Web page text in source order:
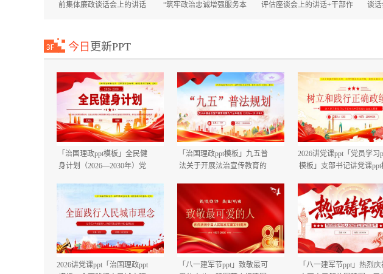
前集体廉政谈话会上的讲话
“筑牢政治忠诚增强服务本
评估座谈会上的讲话+干部作
谈话
今日 更新PPT
「治国理政ppt模板」全民健
身计划（2026—2030年）党
「治国理政ppt模板」九五普
法关于开展法治宣传教育的
整内容」.pptx
2026讲党课ppt「党员学习
模板」支部书记讲党课ppt
2026讲党课ppt「治国理政ppt
「八一建军节ppt」致敬最可
「八一建军节ppt」热烈庆